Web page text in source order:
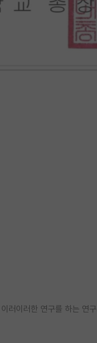
러이러한 연구를 하는 연